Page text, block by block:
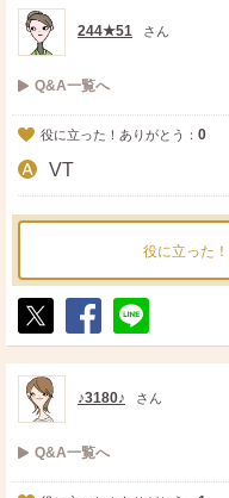
ト
244★51 さん
Q&A一覧へ
役に立った！ありがとう： 0
VT
役に立った！
ポ
ス
ト
シ
ェ
送
る
♪3180♪ さん
Q&A一覧へ